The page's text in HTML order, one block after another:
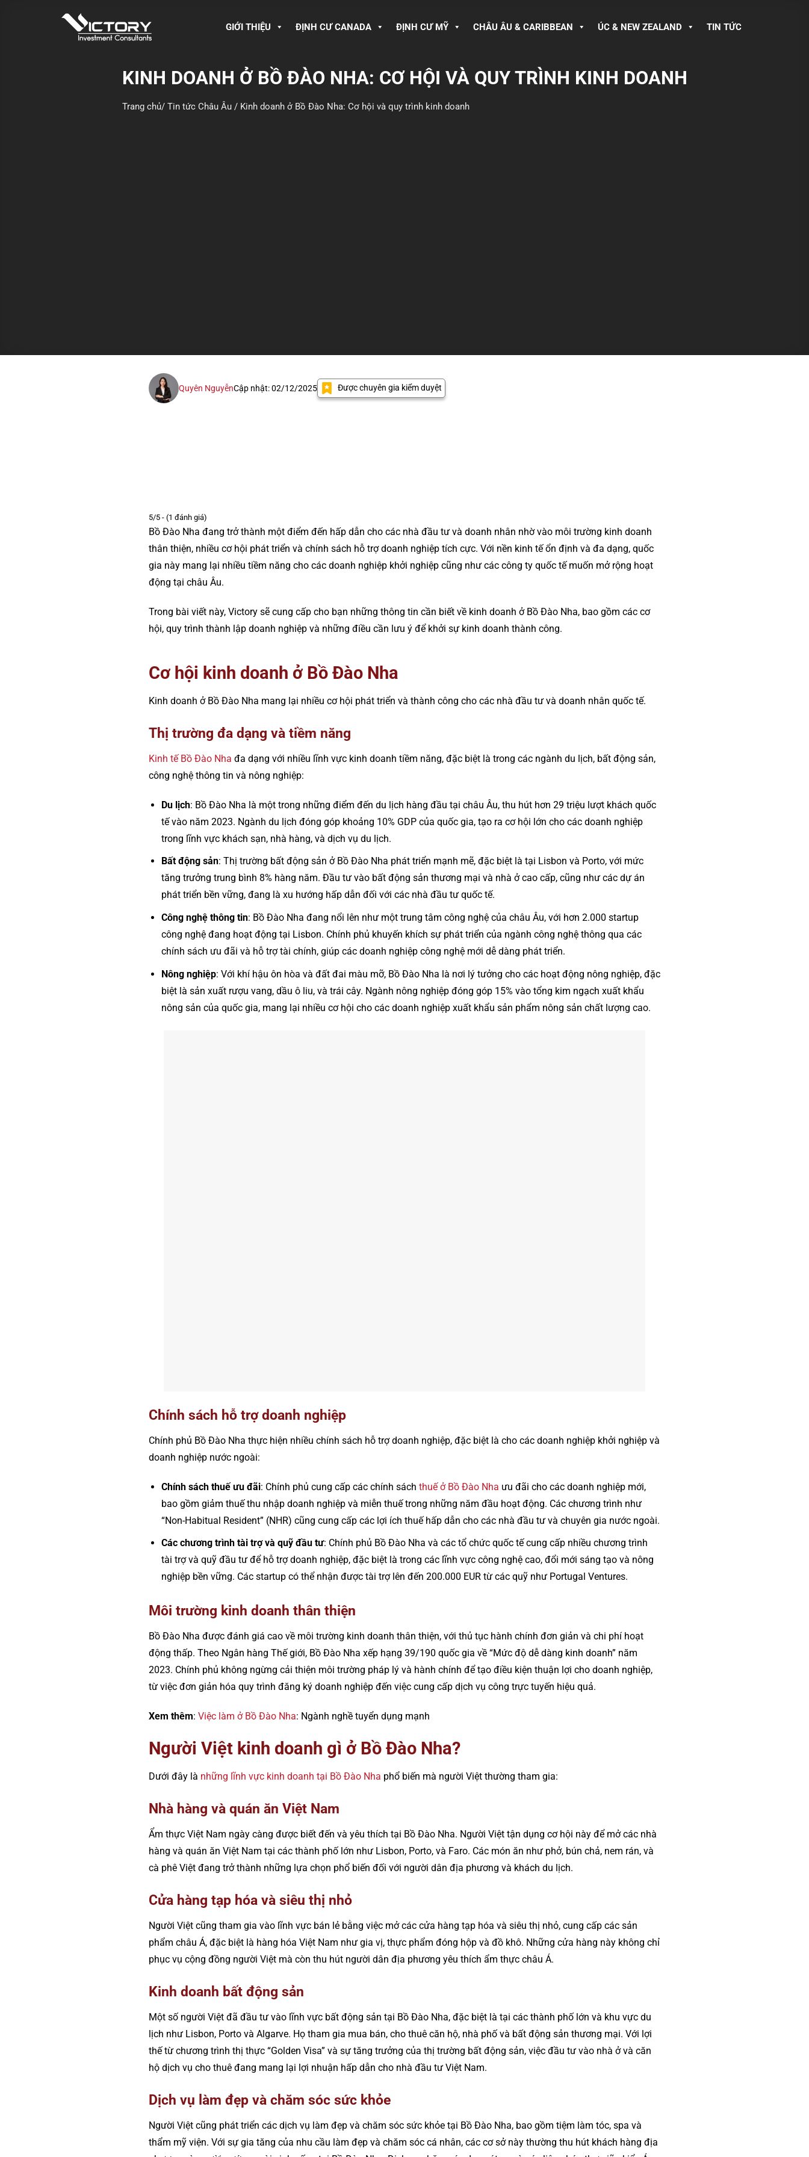
GIỚI THIỆU ĐỊNH CƯ CANADA ĐỊNH CƯ MỸ CHÂU ÂU & CARIBBEAN ÚC & NEW ZEALAND TIN TỨC
KINH DOANH Ở BỒ ĐÀO NHA: CƠ HỘI VÀ QUY TRÌNH KINH DOANH
Trang chủ/ Tin tức Châu Âu / Kinh doanh ở Bồ Đào Nha: Cơ hội và quy trình kinh doanh
Quyên NguyễnCập nhật: 02/12/2025 Được chuyên gia kiểm duyệt
5/5 - (1 đánh giá)
Bồ Đào Nha đang trở thành một điểm đến hấp dẫn cho các nhà đầu tư và doanh nhân nhờ vào môi trường kinh doanh
thân thiện, nhiều cơ hội phát triển và chính sách hỗ trợ doanh nghiệp tích cực. Với nền kinh tế ổn định và đa dạng, quốc
gia này mang lại nhiều tiềm năng cho các doanh nghiệp khởi nghiệp cũng như các công ty quốc tế muốn mở rộng hoạt
động tại châu Âu.
Trong bài viết này, Victory sẽ cung cấp cho bạn những thông tin cần biết về kinh doanh ở Bồ Đào Nha, bao gồm các cơ
hội, quy trình thành lập doanh nghiệp và những điều cần lưu ý để khởi sự kinh doanh thành công.
Cơ hội kinh doanh ở Bồ Đào Nha
Kinh doanh ở Bồ Đào Nha mang lại nhiều cơ hội phát triển và thành công cho các nhà đầu tư và doanh nhân quốc tế.
Thị trường đa dạng và tiềm năng
Kinh tế Bồ Đào Nha đa dạng với nhiều lĩnh vực kinh doanh tiềm năng, đặc biệt là trong các ngành du lịch, bất động sản,
công nghệ thông tin và nông nghiệp:
Du lịch: Bồ Đào Nha là một trong những điểm đến du lịch hàng đầu tại châu Âu, thu hút hơn 29 triệu lượt khách quốc
tế vào năm 2023. Ngành du lịch đóng góp khoảng 10% GDP của quốc gia, tạo ra cơ hội lớn cho các doanh nghiệp
trong lĩnh vực khách sạn, nhà hàng, và dịch vụ du lịch.
Bất động sản: Thị trường bất động sản ở Bồ Đào Nha phát triển mạnh mẽ, đặc biệt là tại Lisbon và Porto, với mức
tăng trưởng trung bình 8% hàng năm. Đầu tư vào bất động sản thương mại và nhà ở cao cấp, cũng như các dự án
phát triển bền vững, đang là xu hướng hấp dẫn đối với các nhà đầu tư quốc tế.
Công nghệ thông tin: Bồ Đào Nha đang nổi lên như một trung tâm công nghệ của châu Âu, với hơn 2.000 startup
công nghệ đang hoạt động tại Lisbon. Chính phủ khuyến khích sự phát triển của ngành công nghệ thông qua các
chính sách ưu đãi và hỗ trợ tài chính, giúp các doanh nghiệp công nghệ mới dễ dàng phát triển.
Nông nghiệp: Với khí hậu ôn hòa và đất đai màu mỡ, Bồ Đào Nha là nơi lý tưởng cho các hoạt động nông nghiệp, đặc
biệt là sản xuất rượu vang, dầu ô liu, và trái cây. Ngành nông nghiệp đóng góp 15% vào tổng kim ngạch xuất khẩu
nông sản của quốc gia, mang lại nhiều cơ hội cho các doanh nghiệp xuất khẩu sản phẩm nông sản chất lượng cao.
Chính sách hỗ trợ doanh nghiệp
Chính phủ Bồ Đào Nha thực hiện nhiều chính sách hỗ trợ doanh nghiệp, đặc biệt là cho các doanh nghiệp khởi nghiệp và
doanh nghiệp nước ngoài:
Chính sách thuế ưu đãi: Chính phủ cung cấp các chính sách thuế ở Bồ Đào Nha ưu đãi cho các doanh nghiệp mới,
bao gồm giảm thuế thu nhập doanh nghiệp và miễn thuế trong những năm đầu hoạt động. Các chương trình như
“Non-Habitual Resident” (NHR) cũng cung cấp các lợi ích thuế hấp dẫn cho các nhà đầu tư và chuyên gia nước ngoài.
Các chương trình tài trợ và quỹ đầu tư: Chính phủ Bồ Đào Nha và các tổ chức quốc tế cung cấp nhiều chương trình
tài trợ và quỹ đầu tư để hỗ trợ doanh nghiệp, đặc biệt là trong các lĩnh vực công nghệ cao, đổi mới sáng tạo và nông
nghiệp bền vững. Các startup có thể nhận được tài trợ lên đến 200.000 EUR từ các quỹ như Portugal Ventures.
Môi trường kinh doanh thân thiện
Bồ Đào Nha được đánh giá cao về môi trường kinh doanh thân thiện, với thủ tục hành chính đơn giản và chi phí hoạt
động thấp. Theo Ngân hàng Thế giới, Bồ Đào Nha xếp hạng 39/190 quốc gia về “Mức độ dễ dàng kinh doanh” năm
2023. Chính phủ không ngừng cải thiện môi trường pháp lý và hành chính để tạo điều kiện thuận lợi cho doanh nghiệp,
từ việc đơn giản hóa quy trình đăng ký doanh nghiệp đến việc cung cấp dịch vụ công trực tuyến hiệu quả.
Xem thêm: Việc làm ở Bồ Đào Nha: Ngành nghề tuyển dụng mạnh
Người Việt kinh doanh gì ở Bồ Đào Nha?
Dưới đây là những lĩnh vực kinh doanh tại Bồ Đào Nha phổ biến mà người Việt thường tham gia:
Nhà hàng và quán ăn Việt Nam
Ẩm thực Việt Nam ngày càng được biết đến và yêu thích tại Bồ Đào Nha. Người Việt tận dụng cơ hội này để mở các nhà
hàng và quán ăn Việt Nam tại các thành phố lớn như Lisbon, Porto, và Faro. Các món ăn như phở, bún chả, nem rán, và
cà phê Việt đang trở thành những lựa chọn phổ biến đối với người dân địa phương và khách du lịch.
Cửa hàng tạp hóa và siêu thị nhỏ
Người Việt cũng tham gia vào lĩnh vực bán lẻ bằng việc mở các cửa hàng tạp hóa và siêu thị nhỏ, cung cấp các sản
phẩm châu Á, đặc biệt là hàng hóa Việt Nam như gia vị, thực phẩm đóng hộp và đồ khô. Những cửa hàng này không chỉ
phục vụ cộng đồng người Việt mà còn thu hút người dân địa phương yêu thích ẩm thực châu Á.
Kinh doanh bất động sản
Một số người Việt đã đầu tư vào lĩnh vực bất động sản tại Bồ Đào Nha, đặc biệt là tại các thành phố lớn và khu vực du
lịch như Lisbon, Porto và Algarve. Họ tham gia mua bán, cho thuê căn hộ, nhà phố và bất động sản thương mại. Với lợi
thế từ chương trình thị thực “Golden Visa” và sự tăng trưởng của thị trường bất động sản, việc đầu tư vào nhà ở và căn
hộ dịch vụ cho thuê đang mang lại lợi nhuận hấp dẫn cho nhà đầu tư Việt Nam.
Dịch vụ làm đẹp và chăm sóc sức khỏe
Người Việt cũng phát triển các dịch vụ làm đẹp và chăm sóc sức khỏe tại Bồ Đào Nha, bao gồm tiệm làm tóc, spa và
thẩm mỹ viện. Với sự gia tăng của nhu cầu làm đẹp và chăm sóc cá nhân, các cơ sở này thường thu hút khách hàng địa